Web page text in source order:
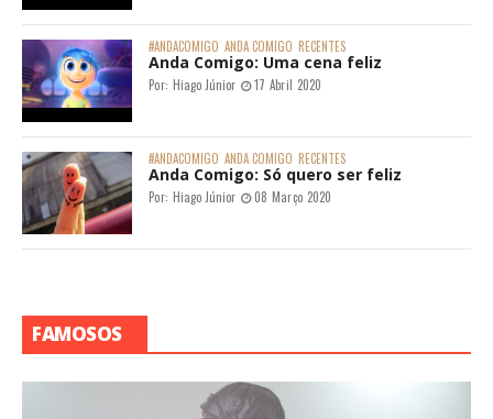
#ANDACOMIGO ANDA COMIGO RECENTES
Anda Comigo: Uma cena feliz
Por: Hiago Júnior 17 Abril 2020
#ANDACOMIGO ANDA COMIGO RECENTES
Anda Comigo: Só quero ser feliz
Por: Hiago Júnior 08 Março 2020
FAMOSOS